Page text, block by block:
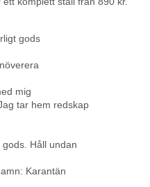
gods
mig
tar hem redskap
Håll undan
Karantän